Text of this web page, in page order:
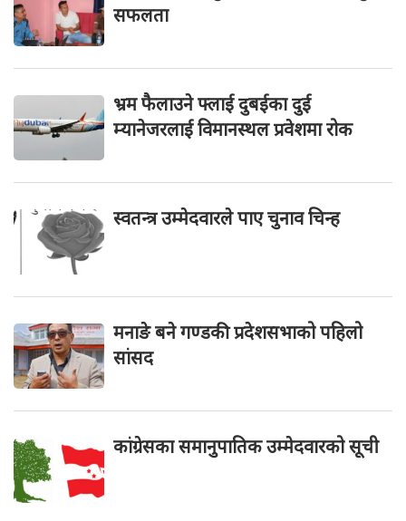
सफलता
भ्रम फैलाउने फ्लाई दुबईका दुई
म्यानेजरलाई विमानस्थल प्रवेशमा रोक
स्वतन्त्र उम्मेदवारले पाए चुनाव चिन्ह
मनाङे बने गण्डकी प्रदेशसभाको पहिलो
सांसद
कांग्रेसका समानुपातिक उम्मेदवारको सूची